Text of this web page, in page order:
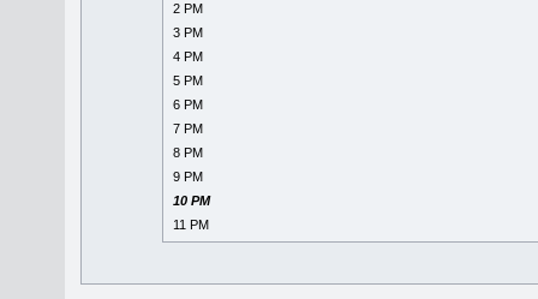
2 PM
3 PM
4 PM
5 PM
6 PM
7 PM
8 PM
9 PM
10 PM
11 PM